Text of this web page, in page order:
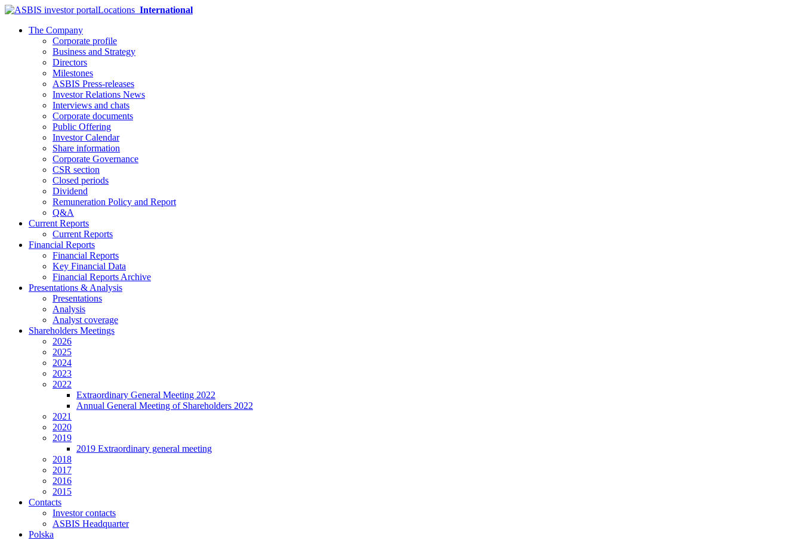
Locations International
The Company
Corporate profile
Business and Strategy
Directors
Milestones
ASBIS Press-releases
Investor Relations News
Interviews and chats
Corporate documents
Public Offering
Investor Calendar
Share information
Corporate Governance
CSR section
Closed periods
Dividend
Remuneration Policy and Report
Q&A
Current Reports
Current Reports
Financial Reports
Financial Reports
Key Financial Data
Financial Reports Archive
Presentations & Analysis
Presentations
Analysis
Analyst coverage
Shareholders Meetings
2026
2025
2024
2023
2022
Extraordinary General Meeting 2022
Annual General Meeting of Shareholders 2022
2021
2020
2019
2019 Extraordinary general meeting
2018
2017
2016
2015
Contacts
Investor contacts
ASBIS Headquarter
Polska